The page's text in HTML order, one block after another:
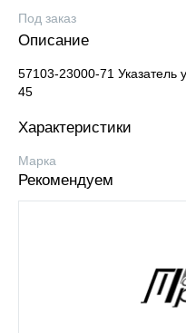
Под заказ
Описание
57103-23000-71 Указатель
45
Характеристики
Марка
Рекомендуем